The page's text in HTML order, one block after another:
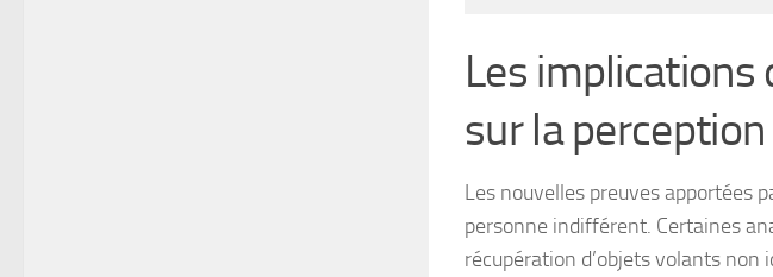
Les implications
sur la
Les nouvelles preuves apportées
personne indifférent. Certaines
récupération d’objets volants